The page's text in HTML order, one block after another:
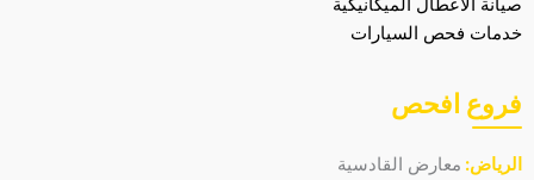
خدمات فحص السيارات
فروع افحص
الرياض: معارض القادسية